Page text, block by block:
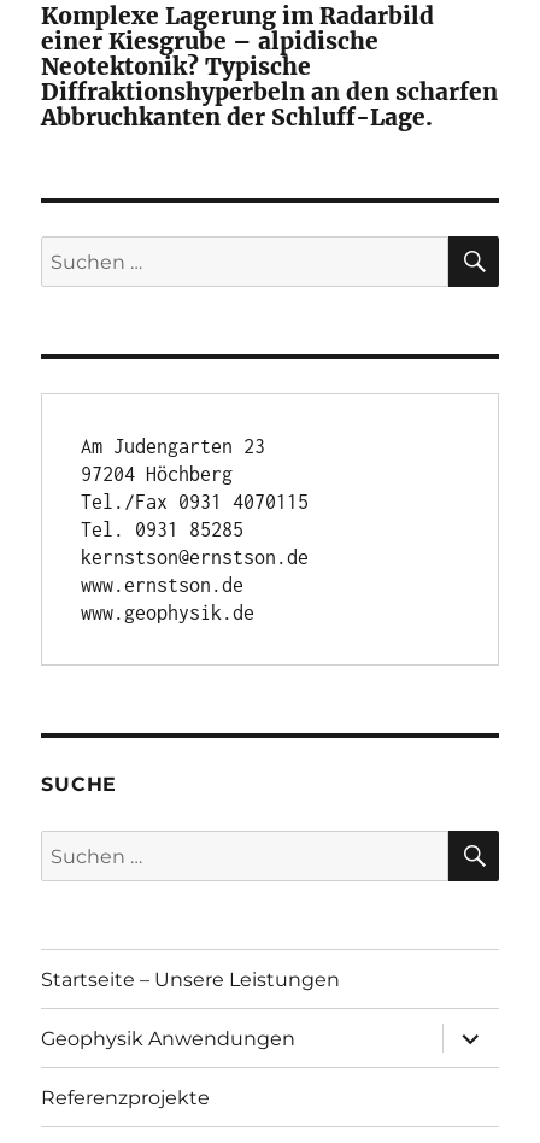
Komplexe Lagerung im Radarbild
einer Kiesgrube – alpidische
Neotektonik? Typische
Diffraktionshyperbeln an den scharfen
Abbruchkanten der Schluff-Lage.
Suchen
nach:
Am Judengarten 23
97204 Höchberg
Tel./Fax 0931 4070115
Tel. 0931 85285
kernstson@ernstson.de
www.ernstson.de
www.geophysik.de
SUCHE
Suchen
nach:
Startseite – Unsere Leistungen
Geophysik Anwendungen
öffnen
Referenzprojekte